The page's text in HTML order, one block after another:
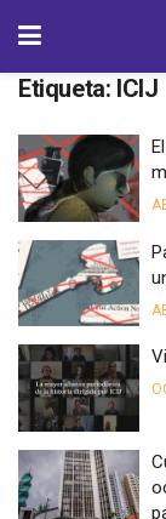
Etiqueta: ICIJ